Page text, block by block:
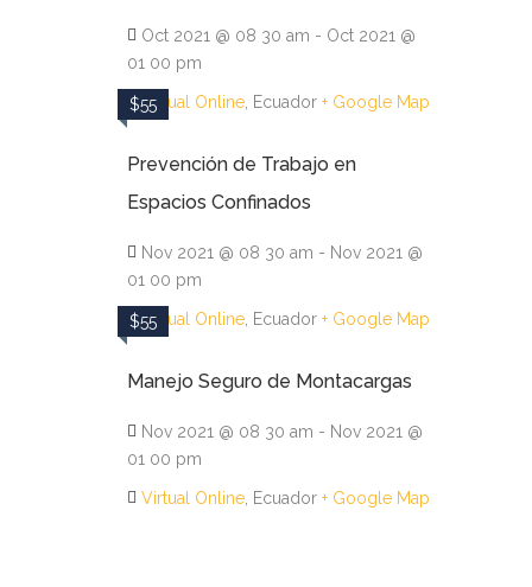
Oct 2021 @ 08 30 am - Oct 2021 @
01 00 pm
Virtual Online , Ecuador + Google Map
$55
Prevención de Trabajo en
Espacios Confinados
Nov 2021 @ 08 30 am - Nov 2021 @
01 00 pm
Virtual Online , Ecuador + Google Map
$55
Manejo Seguro de Montacargas
Nov 2021 @ 08 30 am - Nov 2021 @
01 00 pm
Virtual Online , Ecuador + Google Map